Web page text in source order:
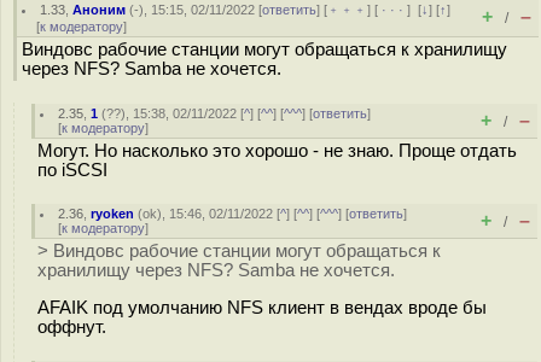
1.33 ,Аноним (-), 15:15, 02/11/2022 [ответить] [ ﹢﹢﹢] [ · · ·][↓] [↑]
[к модератору] + / –
Виндовс рабочие станции могут обращаться к хранилищу
через NFS? Samba не хочется.
2.35 ,1 (??), 15:38, 02/11/2022 [^] [^^] [^^^] [ответить]
[к модератору] + / –
Могут. Но насколько это хорошо - не знаю. Проще отдать
по iSCSI
2.36 ,ryoken (ok), 15:46, 02/11/2022 [^] [^^] [^^^] [ответить]
[к модератору] + / –
> Виндовс рабочие станции могут обращаться к
хранилищу через NFS? Samba не хочется.
AFAIK под умолчанию NFS клиент в вендах вроде бы
оффнут.